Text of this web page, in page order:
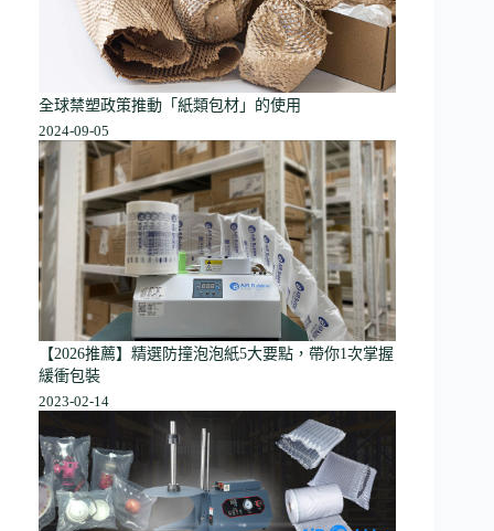
全球禁塑政策推動「紙類包材」的使用
2024-09-05
【2026推薦】精選防撞泡泡紙5大要點，帶你1次掌握
緩衝包裝
2023-02-14